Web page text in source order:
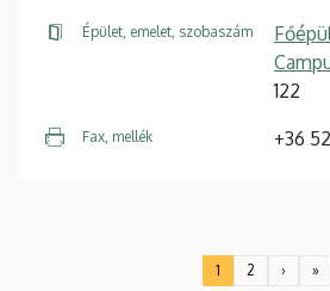
Épület, emelet, szobaszám
122
Fax, mellék +36
Jelenlegi
1
Oldal
2 › »